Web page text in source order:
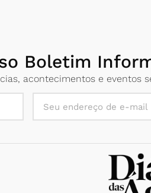
Boletim
acontecimentos e eventos